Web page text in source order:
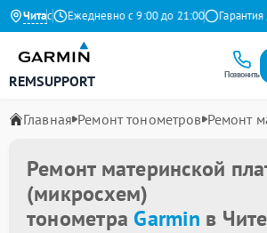
Чита Ежедневно с 9:00 до 21:00 Гарантия
REMSUPPORT Позвонить
Главная Ремонт тонометров Ремонт
Ремонт материнской
(микросхем)
тонометра Garmin в Чите